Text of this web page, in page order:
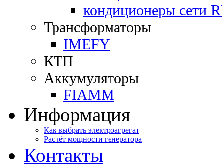
кондиционеры сети
Трансформаторы
IMEFY
КТП
Аккумуляторы
FIAMM
Информация
Как выбрать электроагрегат
Расчёт мощности генератора
Контакты